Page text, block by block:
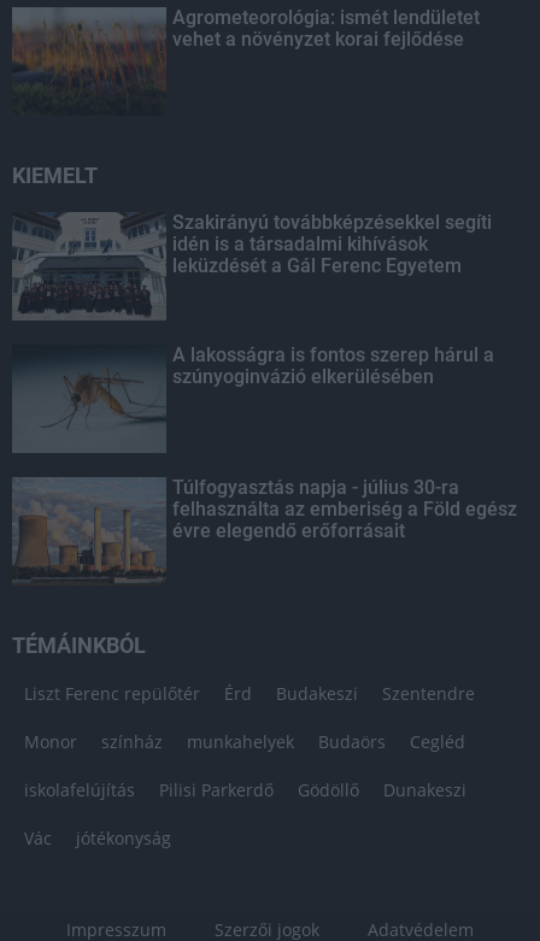
Agrometeorológia: ismét lendületet
vehet a növényzet korai fejlődése
KIEMELT
Szakirányú továbbképzésekkel segíti
idén is a társadalmi kihívások
leküzdését a Gál Ferenc Egyetem
A lakosságra is fontos szerep hárul a
szúnyoginvázió elkerülésében
Túlfogyasztás napja - július 30-ra
felhasználta az emberiség a Föld egész
évre elegendő erőforrásait
TÉMÁINKBÓL
Liszt Ferenc repülőtér Érd Budakeszi Szentendre
Monor színház munkahelyek Budaörs Cegléd
iskolafelújítás Pilisi Parkerdő Gödöllő Dunakeszi
Vác jótékonyság
Impresszum Szerzői jogok Adatvédelem